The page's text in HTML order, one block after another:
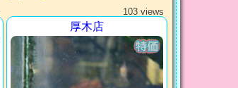
103 views
厚木店